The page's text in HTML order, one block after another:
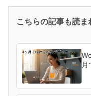
こちらの記事も読ま